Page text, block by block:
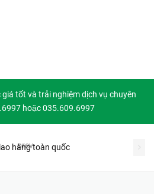
tốt và trải nghiệm dịch vụ chuyên
hoặc 035.609.6997
hàng toàn quốc
prev